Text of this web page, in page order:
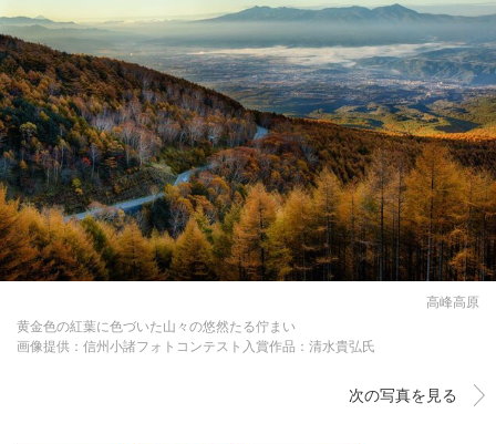
高峰高原
黄金色の紅葉に色づいた山々の悠然たる佇まい
画像提供：信州小諸フォトコンテスト入賞作品：清水貴弘氏
次の写真を見る